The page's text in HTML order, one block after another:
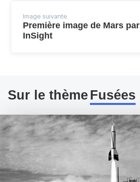
Image suivante
Première image de Mars par
InSight
Sur le thème Fusées